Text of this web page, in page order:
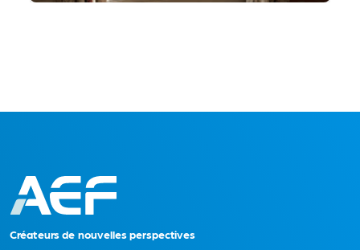
Créateursde nouvelles perspectives